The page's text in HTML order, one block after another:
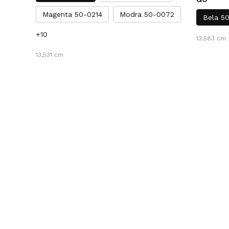
Magenta 50-0214 Modra 50-0072
+10
13,531 cm
Bela
13,583 cm